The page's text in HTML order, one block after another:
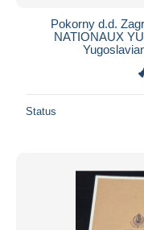
Pokorny d.d.
NATIONAUX
Status